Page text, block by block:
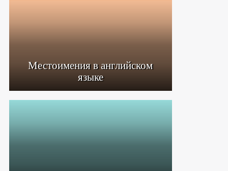
Местоимения в английском
языке